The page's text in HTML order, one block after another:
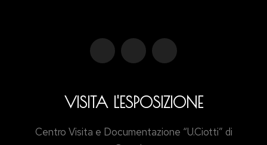
VISITA L'ESPOSIZIONE
Centro Visita e Documentazione “U.Ciotti” di